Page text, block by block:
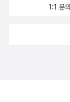
1:1 문의